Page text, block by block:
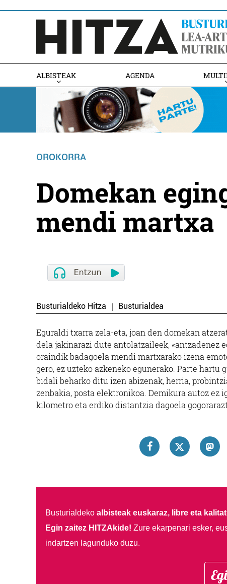
ALBISTEAK AGENDA
OROKORRA
Domekan
mendi martxa
Busturialdeko Hitza Busturialdea
Eguraldi txarra zela-eta, joan den domekan
dela jakinarazi dute antolatzaileek, «antzadenez
oraindik badagoela mendi martxarako izena
gero, ez uzteko azkeneko egunerako. Parte
bidali beharko ditu izen abizenak, herria,
zenbakia, posta elektronikoa. Demikura autoz
kilometro eta erdiko distantzia dagoela
Busturialdeko albisteak euskaraz, libre eta
Egin zaitez HITZAkide! Zure ekarpenari esker,
indartzen lagunduko duzu.